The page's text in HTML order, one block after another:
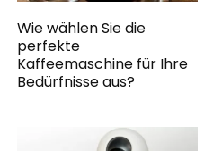
Wie wählen Sie die
perfekte
Kaffeemaschine für Ihre
Bedürfnisse aus?